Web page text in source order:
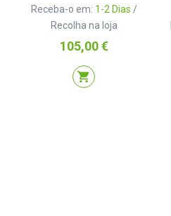
Receba-o em: 1-2 Dias /
Recolha na loja
Preço
105,00 €
shopping_cart